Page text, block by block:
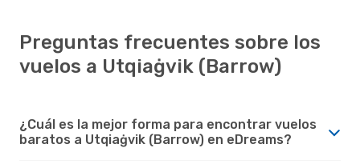
Preguntas frecuentes sobre los
vuelos a Utqiaġvik (Barrow)
¿Cuál es la mejor forma para encontrar vuelos
baratos a Utqiaġvik (Barrow) en eDreams?